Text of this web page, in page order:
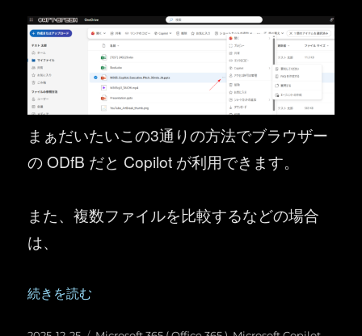
まぁだいたいこの3通りの方法でブラウザー
の ODfB だと Copilot が利用できます。
また、複数ファイルを比較するなどの場合
は、
“Microsoft 365 Copilot ： OneDrive for Business で新た
続きを読む